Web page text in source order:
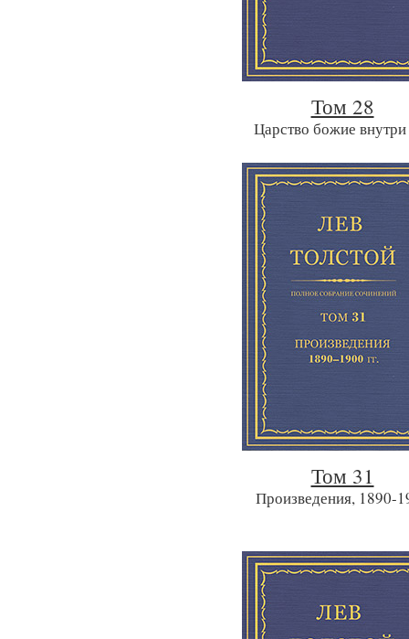
Том 28
Царство божие внутри
Том 31
Произведения, 1890-